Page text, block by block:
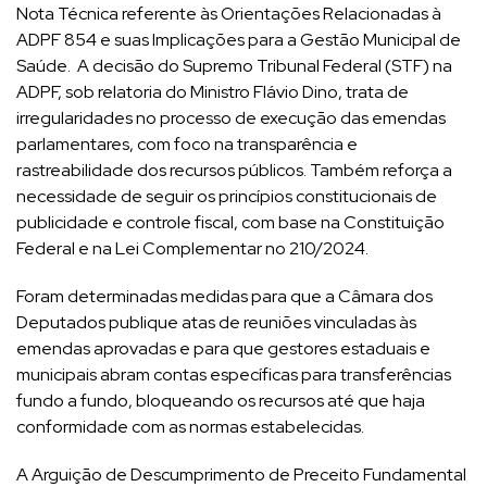
Nota Técnica referente às Orientações Relacionadas à
ADPF 854 e suas Implicações para a Gestão Municipal de
Saúde. A decisão do Supremo Tribunal Federal (STF) na
ADPF, sob relatoria do Ministro Flávio Dino, trata de
irregularidades no processo de execução das emendas
parlamentares, com foco na transparência e
rastreabilidade dos recursos públicos. Também reforça a
necessidade de seguir os princípios constitucionais de
publicidade e controle fiscal, com base na Constituição
Federal e na Lei Complementar no 210/2024.
Foram determinadas medidas para que a Câmara dos
Deputados publique atas de reuniões vinculadas às
emendas aprovadas e para que gestores estaduais e
municipais abram contas específicas para transferências
fundo a fundo, bloqueando os recursos até que haja
conformidade com as normas estabelecidas.
A Arguição de Descumprimento de Preceito Fundamental